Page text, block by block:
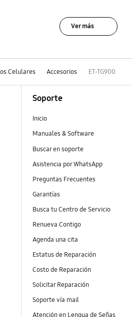
Ver más
Celulares Accesorios ET-TG900
Soporte
Inicio
Manuales & Software
Buscar en soporte
Asistencia por WhatsApp
Preguntas Frecuentes
Garantías
Busca tu Centro de Servicio
Renueva Contigo
Agenda una cita
Estatus de Reparación
Costo de Reparación
Solicitar Reparación
Soporte vía mail
Atención en Lengua de Señas